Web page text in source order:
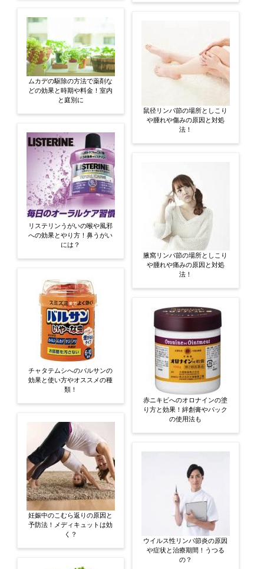
ムカデの駆除の方法で薬剤な
どの効果と時期や料金！室内
と庭別に
リステリンうがいの喉や風邪
への効果とやり方！鼻うがい
には？
チャタテムシへのバルサンの
効果と使い方やオススメの種
類！
妊娠中のこむら返りの原因と
予防法！メディキュットは効
く？
鼠径リンパ節の場所としこり
や腫れや傷みの原因と対処
法！
腋窩リンパ節の場所としこり
や腫れや痛みの原因と対処
法！
赤ニキビへのオロナインの塗
り方と効果！絆創膏やパック
の使用法も
ウイルス性リンパ節炎の原因
や症状と治療期間！うつる
の？